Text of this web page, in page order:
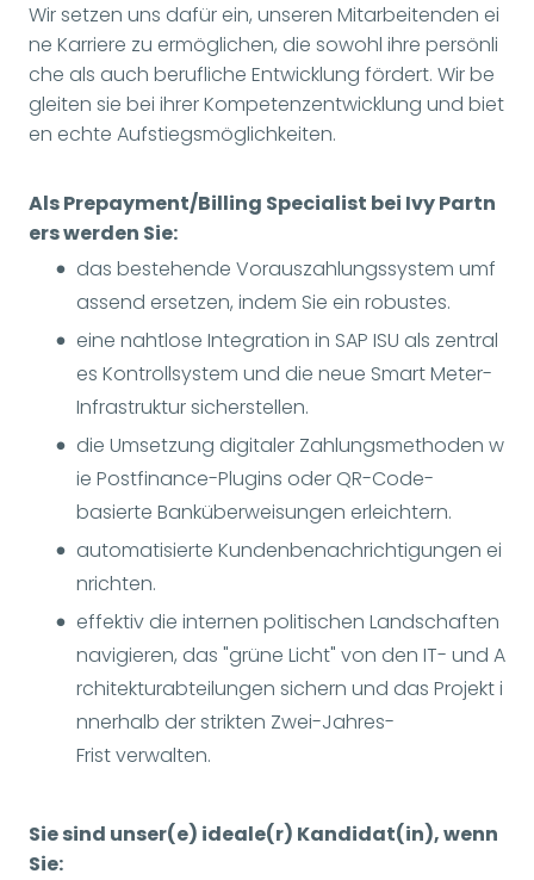
Wir setzen uns dafür ein, unseren Mitarbeitenden ei
ne Karriere zu ermöglichen, die sowohl ihre persönli
che als auch berufliche Entwicklung fördert. Wir be
gleiten sie bei ihrer Kompetenzentwicklung und biet
en echte Aufstiegsmöglichkeiten.
Als Prepayment/Billing Specialist bei Ivy Partn
ers werden Sie:
das bestehende Vorauszahlungssystem umf
assend ersetzen, indem Sie ein robustes.
eine nahtlose Integration in SAP ISU als zentral
es Kontrollsystem und die neue Smart Meter-
Infrastruktur sicherstellen.
die Umsetzung digitaler Zahlungsmethoden w
ie Postfinance-Plugins oder QR-Code-
basierte Banküberweisungen erleichtern.
automatisierte Kundenbenachrichtigungen ei
nrichten.
effektiv die internen politischen Landschaften
navigieren, das "grüne Licht" von den IT- und A
rchitekturabteilungen sichern und das Projekt i
nnerhalb der strikten Zwei-Jahres-
Frist verwalten.
Sie sind unser(e) ideale(r) Kandidat(in), wenn
Sie: